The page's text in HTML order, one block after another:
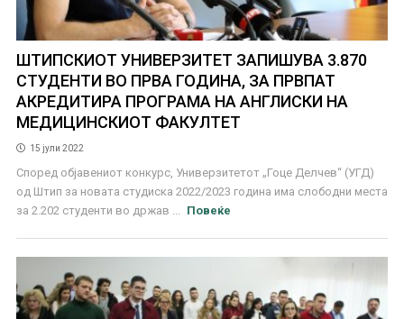
ШТИПСКИОТ УНИВЕРЗИТЕТ ЗАПИШУВА 3.870
СТУДЕНТИ ВО ПРВА ГОДИНА, ЗА ПРВПАТ
АКРЕДИТИРА ПРОГРАМА НА АНГЛИСКИ НА
МЕДИЦИНСКИОТ ФАКУЛТЕТ
15 јули 2022
Според објавениот конкурс, Универзитетот „Гоце Делчев“ (УГД)
од Штип за новата студиска 2022/2023 година има слободни места
за 2.202 студенти во држав ...
Повеќе